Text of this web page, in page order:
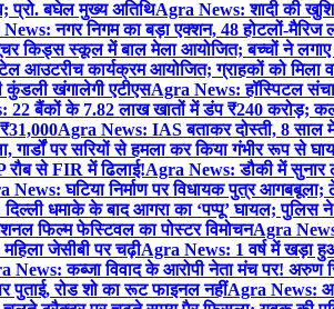
प्रो. बघेल मुख्य अतिथिAgra News: शादी की
नगर निगम का बड़ा एक्शन, 48 होटलों-मैरिज
किड्स स्कूल में बाल मेला आयोजित; बच्चों ने लगाए
आउटरीच कार्यक्रम आयोजित; ग्राहकों को मिला
खंगालेगी एटीएसAgra News: हॉस्पिटल
22 बैंकों के 7.82 लाख खातों में डंप ₹240 करोड़; कल
Agra News: IAS बताकर दोस्ती, 8 साल
गार्डों पर सरियों से हमला कर किया गंभीर रूप से
से FIR में ढिलाई!Agra News: डौकी में सुनार
News: घटिया निर्माण पर विधायक पुत्र
धमाके के बाद आगरा का ‘पप्पू’ घायल; पुलिस
फिल्म फेस्टिवल का पोस्टर विमोचनAgra
जेसीबी पर चढ़ीAgra News: 1 वर्ष में खड़ा
News: कब्जा विवाद के आरोपी नेता मंच पर! अरुण
पुताई, रोड शो का रूट फाइनल नहींAgra News: